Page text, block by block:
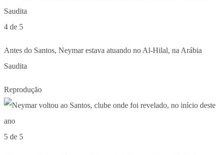
4 de 5
Antes do Santos, Neymar estava atuando no Al-Hilal, na Arábia
Saudita
Reprodução
5 de 5